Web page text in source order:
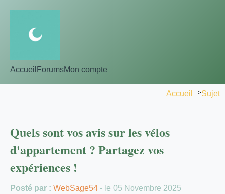
Accueil ForumsMon compte
Accueil >Sujet
Quels sont vos avis sur les vélos
d'appartement ? Partagez vos
expériences !
Posté par : WebSage54 - le 05 Novembre 2025